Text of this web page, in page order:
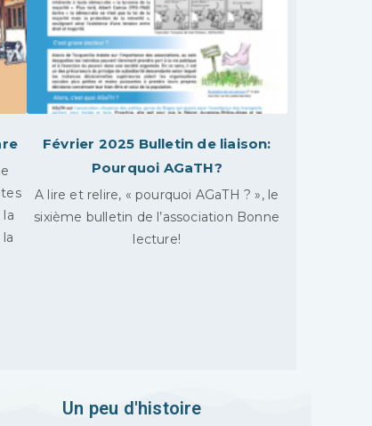
la
Février 2025 Bulletin de liaison:
Pourquoi AGaTH?
A lire et relire, « pourquoi AGaTH ? », le
sixième bulletin de l’association Bonne
lecture!
Un peu d'histoire